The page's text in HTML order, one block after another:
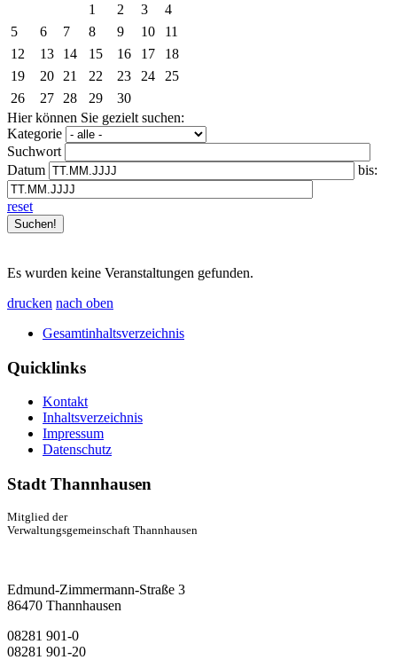
1
2 3
4
5
6 7 8 9 10
11
12
13 14 15 16 17
18
19
20 21 22 23 24
25
26
27 28 29
30
Hier können Sie gezielt suchen:
Kategorie
Suchwort
Datum
bis:
reset
Es wurden keine Veranstaltungen gefunden.
drucken nach oben
Gesamtinhaltsverzeichnis
Quicklinks
Kontakt
Inhaltsverzeichnis
Impressum
Datenschutz
Stadt Thannhausen
Mitglied der
Verwaltungsgemeinschaft Thannhausen
Edmund-Zimmermann-Straße 3
86470 Thannhausen
08281 901-0
08281 901-20